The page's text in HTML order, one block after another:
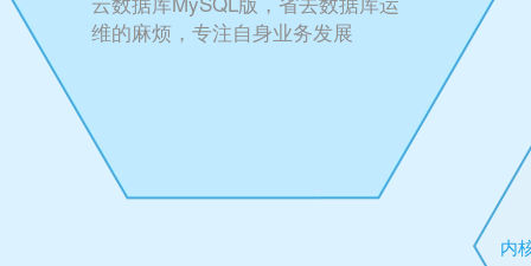
维的麻烦，专注自身业务发展
内